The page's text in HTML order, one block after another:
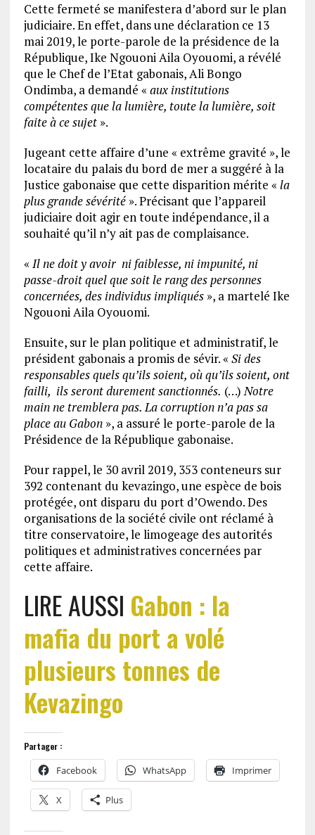
Cette fermeté se manifestera d’abord sur le plan
judiciaire. En effet, dans une déclaration ce 13
mai 2019, le porte-parole de la présidence de la
République, Ike Ngouoni Aila Oyouomi, a révélé
que le Chef de l’Etat gabonais, Ali Bongo
Ondimba, a demandé « aux institutions
compétentes que la lumière, toute la lumière, soit
faite à ce sujet ».
Jugeant cette affaire d’une « extrême gravité », le
locataire du palais du bord de mer a suggéré à la
Justice gabonaise que cette disparition mérite « la
plus grande sévérité ». Précisant que l’appareil
judiciaire doit agir en toute indépendance, il a
souhaité qu’il n’y ait pas de complaisance.
« Il ne doit y avoir ni faiblesse, ni impunité, ni
passe-droit quel que soit le rang des personnes
concernées, des individus impliqués», a martelé Ike
Ngouoni Aila Oyouomi.
Ensuite, sur le plan politique et administratif, le
président gabonais a promis de sévir. « Si des
responsables quels qu’ils soient, où qu’ils soient, ont
failli, ils seront durement sanctionnés. (…)Notre
main ne tremblera pas. La corruption n’a pas sa
place au Gabon», a assuré le porte-parole de la
Présidence de la République gabonaise.
Pour rappel, le 30 avril 2019, 353 conteneurs sur
392 contenant du kevazingo, une espèce de bois
protégée, ont disparu du port d’Owendo. Des
organisations de la société civile ont réclamé à
titre conservatoire, le limogeage des autorités
politiques et administratives concernées par
cette affaire.
LIRE AUSSI Gabon : la
mafia du port a volé
plusieurs tonnes de
Kevazingo
Partager :
Facebook WhatsApp Imprimer
X Plus